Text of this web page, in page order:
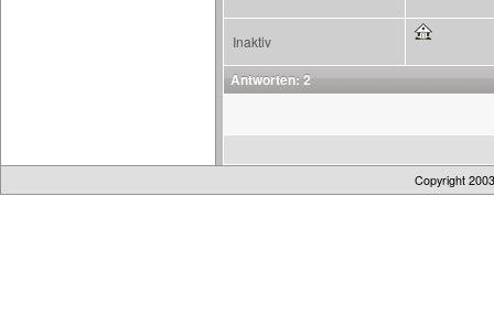
Inaktiv
Antworten: 2
Copyright